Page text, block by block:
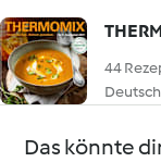
44
Das könnte